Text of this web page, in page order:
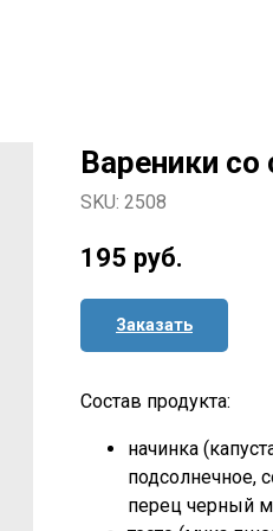
Вареники
SKU: 2508
195 руб.
Заказать
Состав продукта:
начинка
подсолнечное,
перец черный